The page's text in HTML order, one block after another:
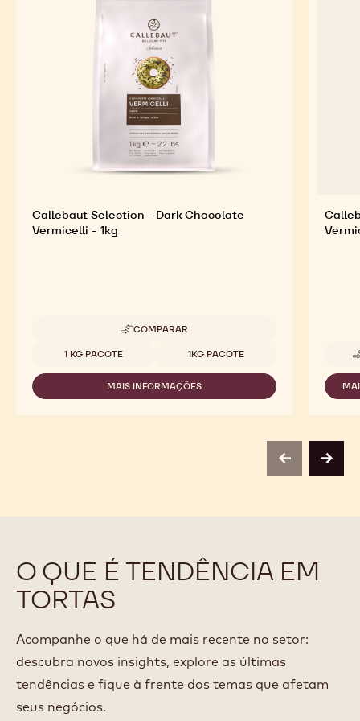
Callebaut Selection - Dark Chocolate
Vermicelli - 1kg
COMPARAR
-
SELECTION
-
DARK
CHOCOLATE
Tamanhos disponíveis
1 KG PACOTE 1KG PACOTE
MAIS INFORMAÇÕES
-
previousnext
O QUE É TENDÊNCIA EM
TORTAS
Acompanhe o que há de mais recente no setor:
descubra novos insights, explore as últimas
tendências e fique à frente dos temas que afetam
seus negócios.